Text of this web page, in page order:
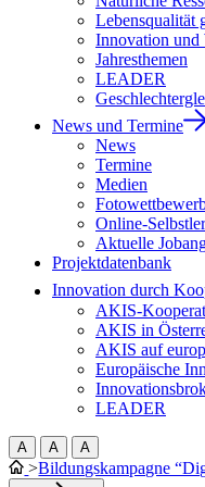
Lebensqualität
Innovation und
Jahresthemen
LEADER
News und Termine
News
Termine
Medien
Online-
Aktuelle
Projektdatenbank
Innovation durch
AKIS-
AKIS in
AKIS auf
Europäische
LEADER
A A A
>Bildungskampagne